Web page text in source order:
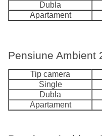
Dubla
Apartament
Pensiune Ambient
Tip camera
Single
Dubla
Apartament